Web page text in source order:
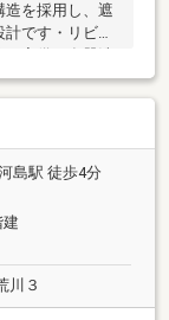
造を採用し、遮
です・リビン
ます・浴室換気
利です
島駅 徒歩4分
川３